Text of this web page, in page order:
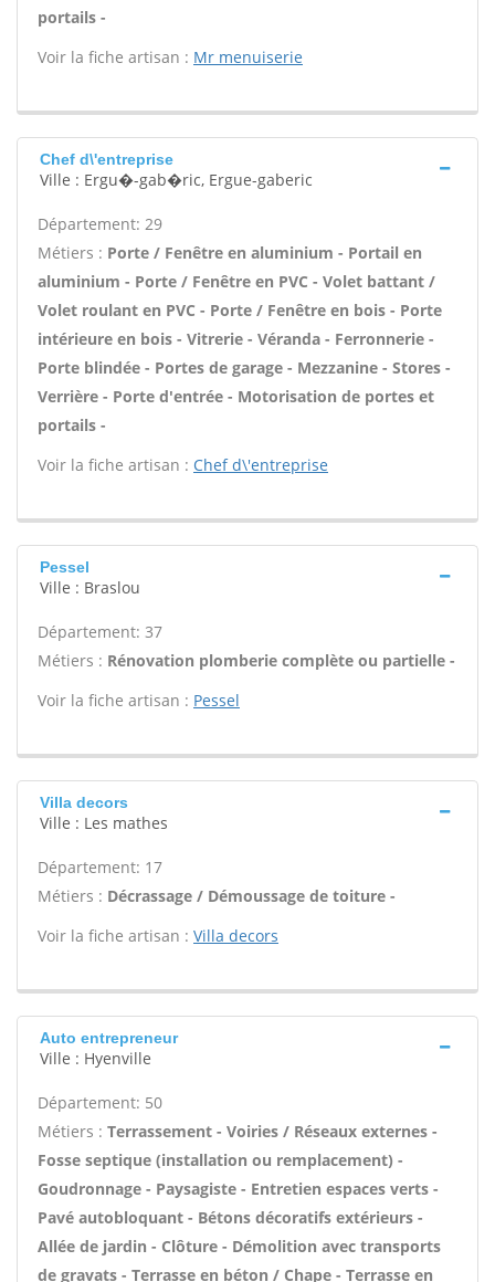
portails -
Voir la fiche artisan : Mr menuiserie
Chef d\'entreprise
Ville : Ergu�-gab�ric, Ergue-gaberic
Département: 29
Métiers : Porte / Fenêtre en aluminium - Portail en
aluminium - Porte / Fenêtre en PVC - Volet battant /
Volet roulant en PVC - Porte / Fenêtre en bois - Porte
intérieure en bois - Vitrerie - Véranda - Ferronnerie -
Porte blindée - Portes de garage - Mezzanine - Stores -
Verrière - Porte d'entrée - Motorisation de portes et
portails -
Voir la fiche artisan : Chef d\'entreprise
Pessel
Ville : Braslou
Département: 37
Métiers : Rénovation plomberie complète ou partielle -
Voir la fiche artisan : Pessel
Villa decors
Ville : Les mathes
Département: 17
Métiers : Décrassage / Démoussage de toiture -
Voir la fiche artisan : Villa decors
Auto entrepreneur
Ville : Hyenville
Département: 50
Métiers : Terrassement - Voiries / Réseaux externes -
Fosse septique (installation ou remplacement) -
Goudronnage - Paysagiste - Entretien espaces verts -
Pavé autobloquant - Bétons décoratifs extérieurs -
Allée de jardin - Clôture - Démolition avec transports
de gravats - Terrasse en béton / Chape - Terrasse en